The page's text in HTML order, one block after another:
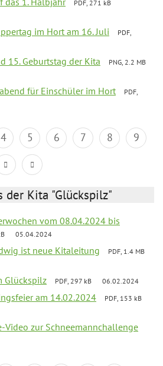
PDF, 271 kB
im Hort am 16. Juli
PDF,
15. Geburtstag der Kita
PNG, 2.2 MB
für Einschüler im Hort
PDF,
4 5 6 7 8
9
der Kita "Glückspilz"
vom 08.04.2024 bis
05.04.2024
ist neue Kitaleitung
PDF, 1.4 MB
Glückspilz PDF, 297 kB 06.02.2024
am 14.02.2024
PDF, 153 kB
Video zur Schneemannchallenge